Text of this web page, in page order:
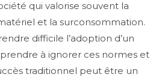
qui valorise souvent la
et la surconsommation.
difficile l’adoption d’un
à ignorer ces normes et
traditionnel peut être un